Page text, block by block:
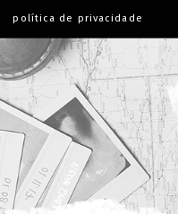
política de privacidade